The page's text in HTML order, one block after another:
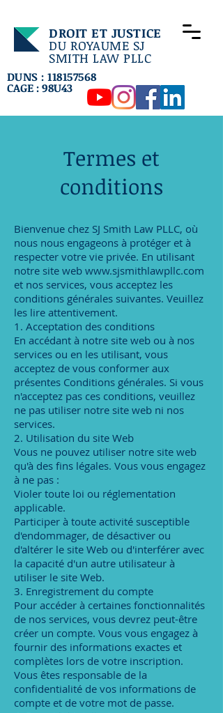
DROIT ET JUSTICE
DU ROYAUME SJ
SMITH LAW PLLC
DUNS : 118157568
CAGE : 98U43
Termes et
conditions
Bienvenue chez SJ Smith Law PLLC, où
nous nous engageons à protéger et à
respecter votre vie privée. En utilisant
notre site web www.sjsmithlawpllc.com
et nos services, vous acceptez les
conditions générales suivantes. Veuillez
les lire attentivement.
1. Acceptation des conditions
En accédant à notre site web ou à nos
services ou en les utilisant, vous
acceptez de vous conformer aux
présentes Conditions générales. Si vous
n'acceptez pas ces conditions, veuillez
ne pas utiliser notre site web ni nos
services.
2. Utilisation du site Web
Vous ne pouvez utiliser notre site web
qu'à des fins légales. Vous vous engagez
à ne pas :
Violer toute loi ou réglementation
applicable.
Participer à toute activité susceptible
d'endommager, de désactiver ou
d'altérer le site Web ou d'interférer avec
la capacité d'un autre utilisateur à
utiliser le site Web.
3. Enregistrement du compte
Pour accéder à certaines fonctionnalités
de nos services, vous devrez peut-être
créer un compte. Vous vous engagez à
fournir des informations exactes et
complètes lors de votre inscription.
Vous êtes responsable de la
confidentialité de vos informations de
compte et de votre mot de passe.